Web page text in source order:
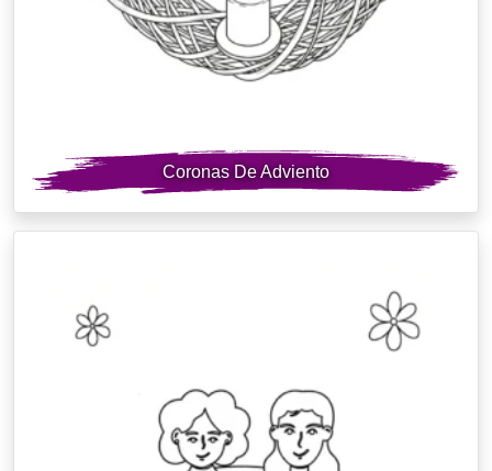
Coronas De Adviento